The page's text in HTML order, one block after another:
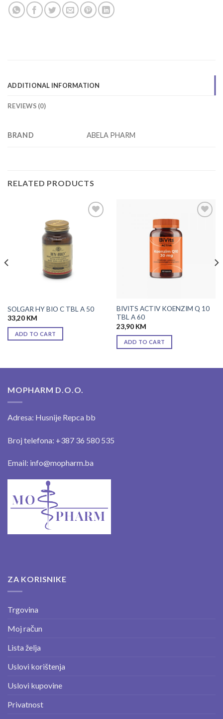
ADDITIONAL INFORMATION
REVIEWS (0)
BRAND ABELA PHARM
RELATED PRODUCTS
SOLGAR HY BIO C TBL A 50
33,20 KM
ADD TO CART
BIVITS ACTIV KOENZIM Q 10
TBL A 60
23,90 KM
ADD TO CART
MOPHARM D.O.O.
Adresa: Husnije Repca bb
Broj telefona: +387 36 580 535
Email: info@mopharm.ba
ZA KORISNIKE
Trgovina
Moj račun
Lista želja
Uslovi korištenja
Uslovi kupovine
Privatnost